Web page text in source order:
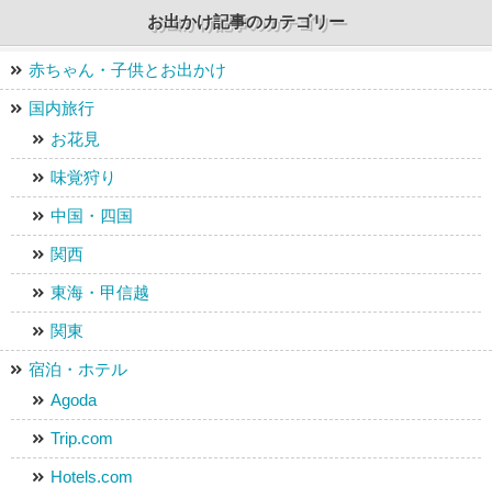
お出かけ記事のカテゴリー
赤ちゃん・子供とお出かけ
国内旅行
お花見
味覚狩り
中国・四国
関西
東海・甲信越
関東
宿泊・ホテル
Agoda
Trip.com
Hotels.com